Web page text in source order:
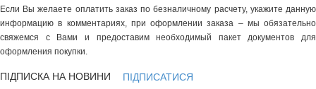
Если Вы желаете оплатить заказ по безналичному расчету, укажите данную
информацию в комментариях, при оформлении заказа – мы обязательно
свяжемся с Вами и предоставим необходимый пакет документов для
оформления покупки.
ПІДПИСКА НА НОВИНИ
ПІДПИСАТИСЯ